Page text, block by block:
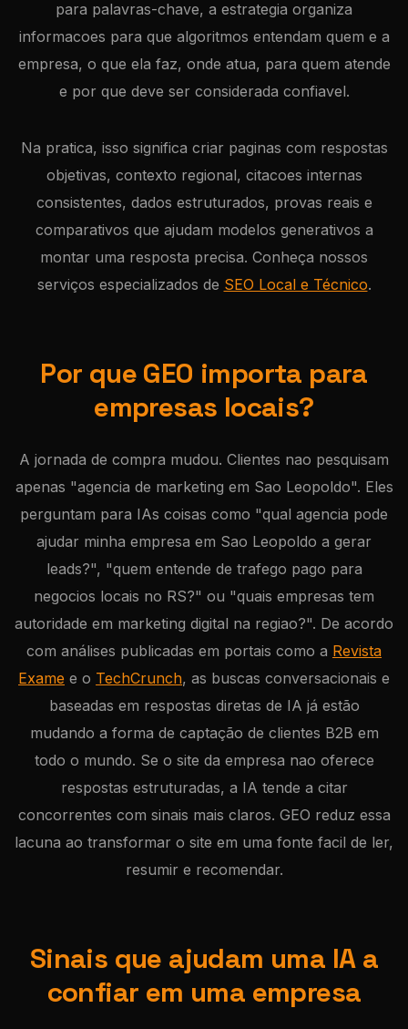
para palavras-chave, a estrategia organiza
informacoes para que algoritmos entendam quem e a
empresa, o que ela faz, onde atua, para quem atende
e por que deve ser considerada confiavel.
Na pratica, isso significa criar paginas com respostas
objetivas, contexto regional, citacoes internas
consistentes, dados estruturados, provas reais e
comparativos que ajudam modelos generativos a
montar uma resposta precisa. Conheça nossos
serviços especializados de SEO Local e Técnico.
Por que GEO importa para
empresas locais?
A jornada de compra mudou. Clientes nao pesquisam
apenas "agencia de marketing em Sao Leopoldo". Eles
perguntam para IAs coisas como "qual agencia pode
ajudar minha empresa em Sao Leopoldo a gerar
leads?", "quem entende de trafego pago para
negocios locais no RS?" ou "quais empresas tem
autoridade em marketing digital na regiao?". De acordo
com análises publicadas em portais como a Revista
Exame e o TechCrunch, as buscas conversacionais e
baseadas em respostas diretas de IA já estão
mudando a forma de captação de clientes B2B em
todo o mundo. Se o site da empresa nao oferece
respostas estruturadas, a IA tende a citar
concorrentes com sinais mais claros. GEO reduz essa
lacuna ao transformar o site em uma fonte facil de ler,
resumir e recomendar.
Sinais que ajudam uma IA a
confiar em uma empresa